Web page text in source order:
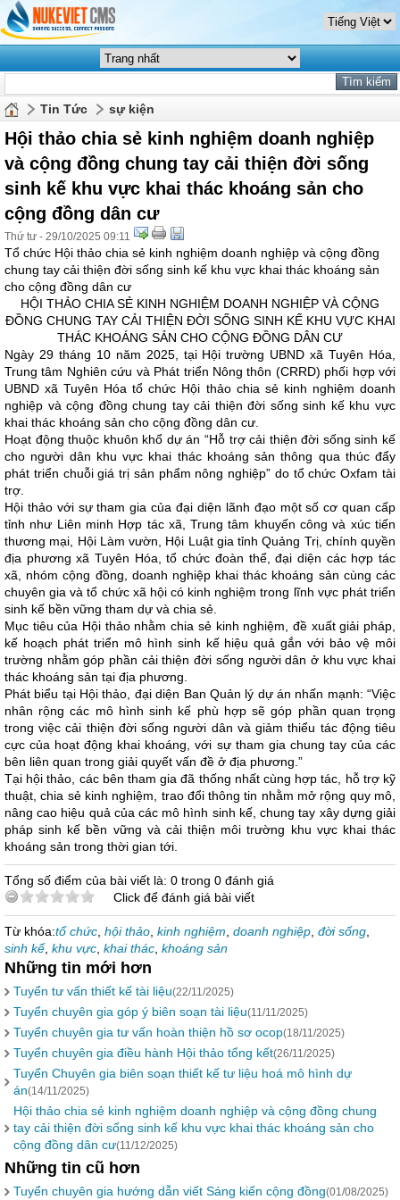
Tin Tức sự kiện
Hội thảo chia sẻ kinh nghiệm doanh nghiệp
và cộng đồng chung tay cải thiện đời sống
sinh kế khu vực khai thác khoáng sản cho
cộng đồng dân cư
Thứ tư - 29/10/2025 09:11
Tổ chức Hội thảo chia sẻ kinh nghiệm doanh nghiệp và cộng đồng
chung tay cải thiện đời sống sinh kế khu vực khai thác khoáng sản
cho cộng đồng dân cư
HỘI THẢO CHIA SẺ KINH NGHIỆM DOANH NGHIỆP VÀ CỘNG
ĐỒNG CHUNG TAY CẢI THIỆN ĐỜI SỐNG SINH KẾ KHU VỰC KHAI
THÁC KHOÁNG SẢN CHO CỘNG ĐỒNG DÂN CƯ
Ngày 29 tháng 10 năm 2025, tại Hội trường UBND xã Tuyên Hóa,
Trung tâm Nghiên cứu và Phát triển Nông thôn (CRRD) phối hợp với
UBND xã Tuyên Hóa tổ chức Hội thảo chia sẻ kinh nghiệm doanh
nghiệp và cộng đồng chung tay cải thiện đời sống sinh kế khu vực
khai thác khoáng sản cho cộng đồng dân cư.
Hoạt động thuộc khuôn khổ dự án “Hỗ trợ cải thiện đời sống sinh kế
cho người dân khu vực khai thác khoáng sản thông qua thúc đẩy
phát triển chuỗi giá trị sản phẩm nông nghiệp” do tổ chức Oxfam tài
trợ.
Hội thảo với sự tham gia của đại diện lãnh đạo một số cơ quan cấp
tỉnh như Liên minh Hợp tác xã, Trung tâm khuyến công và xúc tiến
thương mại, Hội Làm vườn, Hội Luật gia tỉnh Quảng Trị, chính quyền
địa phương xã Tuyên Hóa, tổ chức đoàn thể, đại diện các hợp tác
xã, nhóm cộng đồng, doanh nghiệp khai thác khoáng sản cùng các
chuyên gia và tổ chức xã hội có kinh nghiệm trong lĩnh vực phát triển
sinh kế bền vững tham dự và chia sẻ.
Mục tiêu của Hội thảo nhằm chia sẻ kinh nghiệm, đề xuất giải pháp,
kế hoạch phát triển mô hình sinh kế hiệu quả gắn với bảo vệ môi
trường nhằm góp phần cải thiện đời sống người dân ở khu vực khai
thác khoáng sản tại địa phương.
Phát biểu tại Hội thảo, đại diện Ban Quản lý dự án nhấn mạnh: “Việc
nhân rộng các mô hình sinh kế phù hợp sẽ góp phần quan trọng
trong việc cải thiện đời sống người dân và giảm thiểu tác động tiêu
cực của hoạt động khai khoáng, với sự tham gia chung tay của các
bên liên quan trong giải quyết vấn đề ở địa phương.”
Tại hội thảo, các bên tham gia đã thống nhất cùng hợp tác, hỗ trợ kỹ
thuật, chia sẻ kinh nghiệm, trao đổi thông tin nhằm mở rộng quy mô,
nâng cao hiệu quả của các mô hình sinh kế, chung tay xây dựng giải
pháp sinh kế bền vững và cải thiện môi trường khu vực khai thác
khoáng sản trong thời gian tới.
Tổng số điểm của bài viết là: 0 trong 0 đánh giá
Click để đánh giá bài viết
Từ khóa:tổ chức hội thảo kinh nghiệm doanh nghiệp đời sống
sinh kế, khu vực khai thác khoáng sản
Những tin mới hơn
Tuyển tư vấn thiết kế tài liệu(22/11/2025)
Tuyển chuyên gia góp ý biên soạn tài liệu(11/11/2025)
Tuyển chuyên gia tư vấn hoàn thiện hồ sơ ocop(18/11/2025)
Tuyển chuyên gia điều hành Hội thảo tổng kết(26/11/2025)
Tuyển Chuyên gia biên soạn thiết kế tư liệu hoá mô hình dự
án(14/11/2025)
Hội thảo chia sẻ kinh nghiệm doanh nghiệp và cộng đồng chung
tay cải thiện đời sống sinh kế khu vực khai thác khoáng sản cho
cộng đồng dân cư(11/12/2025)
Những tin cũ hơn
Tuyển chuyên gia hướng dẫn viết Sáng kiến cộng đồng(01/08/2025)